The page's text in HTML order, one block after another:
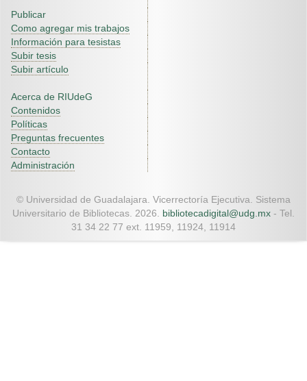
Publicar
Como agregar mis trabajos
Información para tesistas
Subir tesis
Subir artículo
Acerca de RIUdeG
Contenidos
Políticas
Preguntas frecuentes
Contacto
Administración
© Universidad de Guadalajara. Vicerrectoría Ejecutiva. Sistema
Universitario de Bibliotecas. 2026. bibliotecadigital@udg.mx - Tel.
31 34 22 77 ext. 11959, 11924, 11914